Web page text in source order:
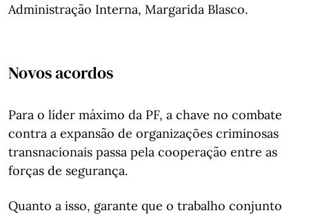
Administração Interna, Margarida Blasco.
Novos acordos
Para o líder máximo da PF, a chave no combate
contra a expansão de organizações criminosas
transnacionais passa pela cooperação entre as
forças de segurança.
Quanto a isso, garante que o trabalho conjunto